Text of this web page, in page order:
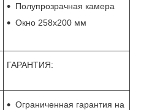
Полупрозрачная камера
Окно 258x200 мм
ГАРАНТИЯ:
Ограниченная гарантия на